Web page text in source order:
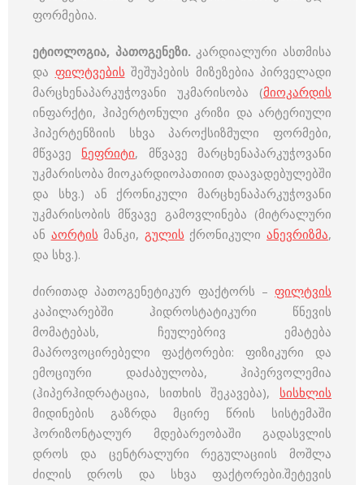
ფორმებია.
ეტიოლოგია, პათოგენეზი. კარდიალური ასთმისა
და ფილტვების შეშუპების მიზეზებია პირველადი
მარცხენაპარკუჭოვანი უკმარისობა (მიოკარდის
ინფარქტი, ჰიპერტონული კრიზი და არტერიული
ჰიპერტენზიის სხვა პაროქსიზმული ფორმები,
მწვავე ნეფრიტი, მწვავე მარცხენაპარკუჭოვანი
უკმარისობა მიოკარდიოპათიით დაავადებულებში
და სხვ.) ან ქრონიკული მარცხენაპარკუჭოვანი
უკმარისობის მწვავე გამოვლინება (მიტრალური
ან აორტის მანკი, გულის ქრონიკულიანევრიზმა,
და სხვ.).
ძირითად პათოგენეტიკურ ფაქტორს – ფილტვის
კაპილარებში ჰიდროსტატიკური წნევის
მომატებას, ჩეულებრივ ემატება
მაპროვოცირებელი ფაქტორები: ფიზიკური და
ემოციური დაძაბულობა, ჰიპერვოლემია
(ჰიპერჰიდრატაცია, სითხის შეკავება), სისხლის
მიდინების გაზრდა მცირე წრის სისტემაში
ჰორიზონტალურ მდებარეობაში გადასვლის
დროს და ცენტრალური რეგულაციის მოშლა
ძილის დროს და სხვა ფაქტორები.შეტევის